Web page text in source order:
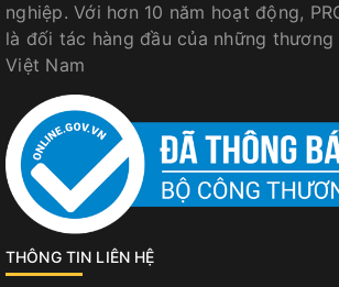
nghiệp. Với hơn 10 năm hoạt động,
là đối tác hàng đầu của những
Việt Nam
THÔNG TIN LIÊN HỆ